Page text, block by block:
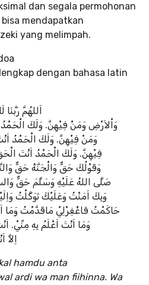
dan segala permohonan
mendapatkan
yang melimpah.
dengan bahasa latin
اَللهُمَّ
وَاْلاَرْضِ وَمَنْ فِيْهِنَّ. وَلَكَ
وَمَنْ فِيْهِنَّ. وَلَكَ الْحَمْدُ
فِيْهِنَّ. وَلَكَ الْحَمْدُ اَنْتَ
وَقَوْلُكَ حَقٌّ وَالْجَنَّةُ حَقٌّ
صَلَّى اللهُ عَلَيْهِ وَسَلَّمَ حَقٌّ
وَبِكَ اَمَنْتُ وَعَلَيْكَ تَوَكَّلْتُ
حَاكَمْتُ فَاغْفِرْلِيْ مَاقَدَّمْتُ وَمَا
وَمَا اَنْتَ اَعْلَمُ بِهِ مِنِّيْ.
hamdu anta
ardi wa man fiihinna. Wa